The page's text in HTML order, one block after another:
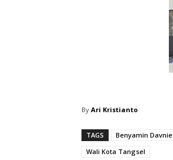
By Ari Kristianto
TAGS Benyamin Davnie
Wali Kota Tangsel